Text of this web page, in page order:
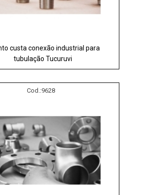
custa conexão industrial para
tubulação Tucuruvi
Cod.:9628